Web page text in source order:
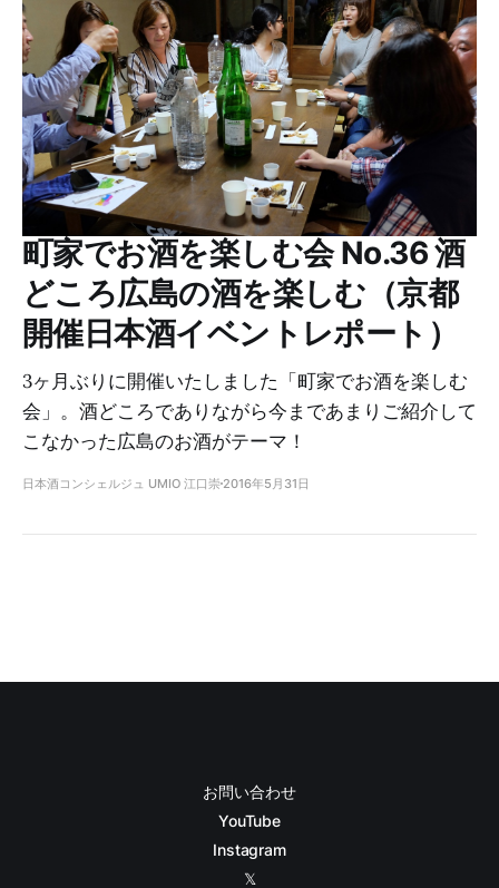
町家でお酒を楽しむ会 No.36 酒
どころ広島の酒を楽しむ（京都
開催日本酒イベントレポート）
3ヶ月ぶりに開催いたしました「町家でお酒を楽しむ
会」。酒どころでありながら今まであまりご紹介して
こなかった広島のお酒がテーマ！
日本酒コンシェルジュ UMIO 江口崇 2016年5月31日
お問い合わせ
YouTube
Instagram
𝕏